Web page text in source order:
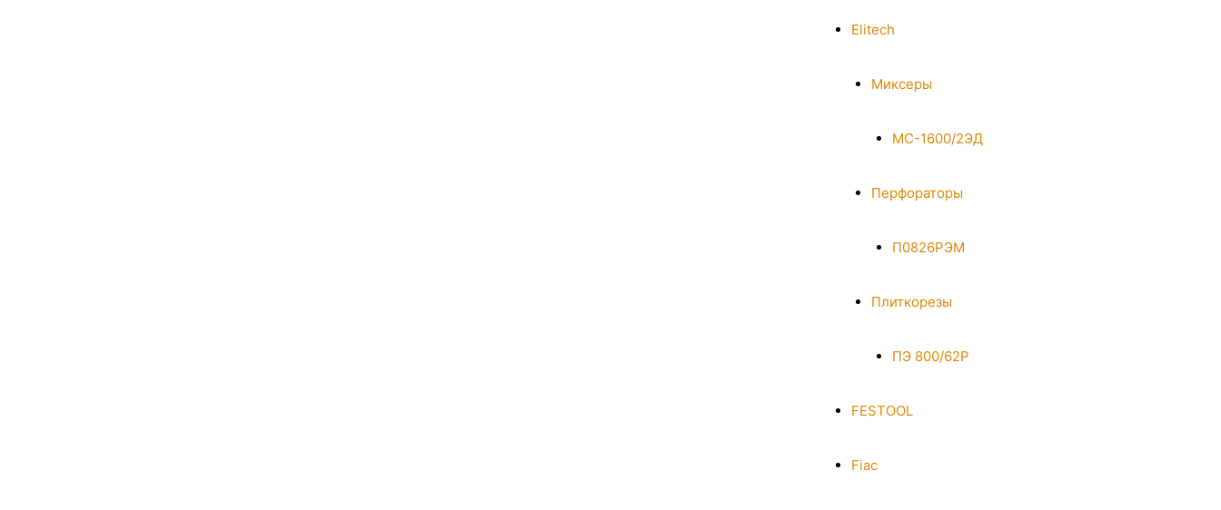
Elitech
Миксеры
МС-1600/2ЭД
Перфораторы
П0826РЭМ
Плиткорезы
ПЭ 800/62Р
FESTOOL
Fiac